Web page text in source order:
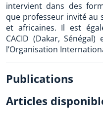
intervient dans des
que professeur invité au
et africaines. Il est
CACID (Dakar,
l’Organisation
Publications
Articles